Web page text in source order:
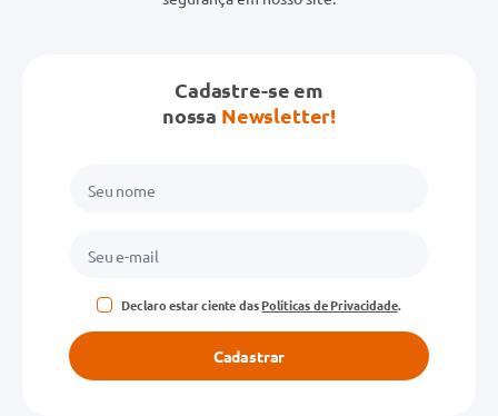
Cadastre-se em
nossa Newsletter!
Declaro estar ciente dasPolíticas de Privacidade.
Cadastrar